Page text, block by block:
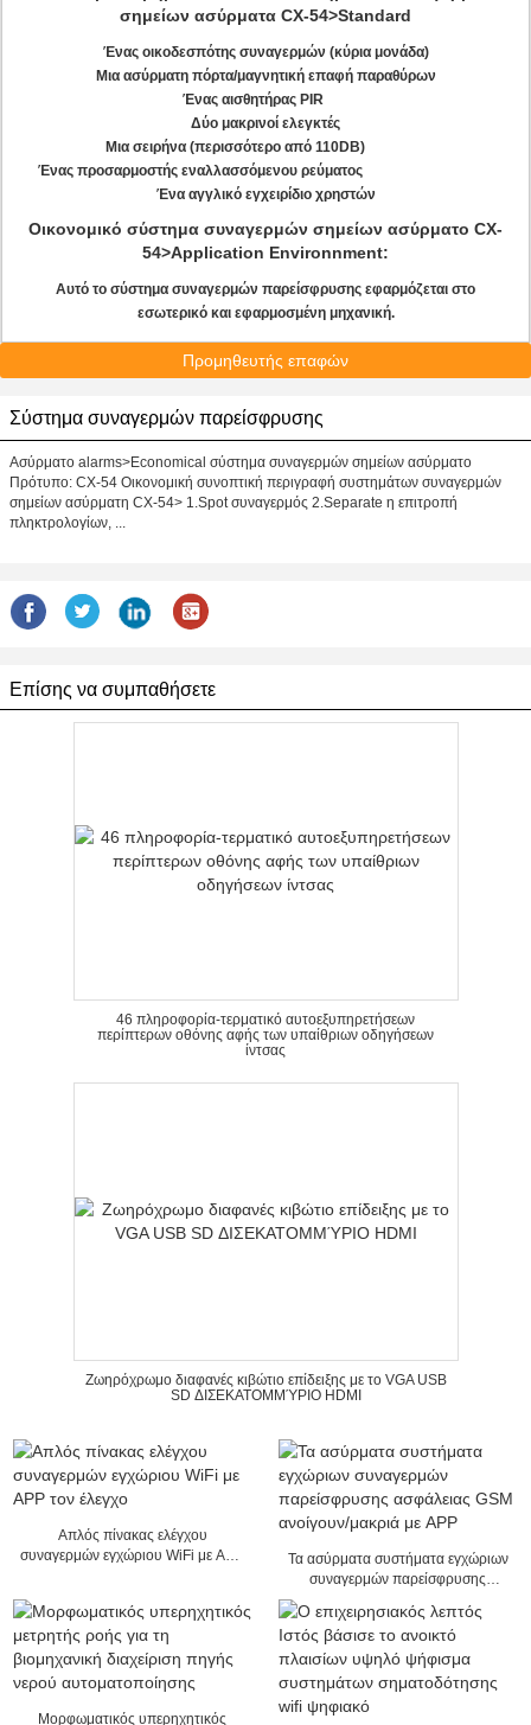
σημείων ασύρματα CX-54>Standard
Ένας οικοδεσπότης συναγερμών (κύρια μονάδα)
Μια ασύρματη πόρτα/μαγνητική επαφή παραθύρων
Ένας αισθητήρας PIR
Δύο μακρινοί ελεγκτές
Μια σειρήνα (περισσότερο από 110DB)
Ένας προσαρμοστής εναλλασσόμενου ρεύματος
Ένα αγγλικό εγχειρίδιο χρηστών
Οικονομικό σύστημα συναγερμών σημείων ασύρματο CX-
54>Application Environnment:
Αυτό το σύστημα συναγερμών παρείσφρυσης εφαρμόζεται στο
εσωτερικό και εφαρμοσμένη μηχανική.
Προμηθευτής επαφών
Σύστημα συναγερμών παρείσφρυσης
Ασύρματο alarms>Economical σύστημα συναγερμών σημείων ασύρματο
Πρότυπο: CX-54 Οικονομική συνοπτική περιγραφή συστημάτων συναγερμών
σημείων ασύρματη CX-54> 1.Spot συναγερμός 2.Separate η επιτροπή
πληκτρολογίων, ...
Επίσης να συμπαθήσετε
46 πληροφορία-τερματικό αυτοεξυπηρετήσεων
περίπτερων οθόνης αφής των υπαίθριων οδηγήσεων
ίντσας
Ζωηρόχρωμο διαφανές κιβώτιο επίδειξης με το VGA USB
SD ΔΙΣΕΚΑΤΟΜΜΎΡΙΟ HDMI
Απλός πίνακας ελέγχου
συναγερμών εγχώριου WiFi με APP
Τα ασύρματα συστήματα εγχώριων
συναγερμών παρείσφρυσης
ασφάλειας GSM ανοίγουν/μακριά
με APP
Μορφωματικός υπερηχητικός